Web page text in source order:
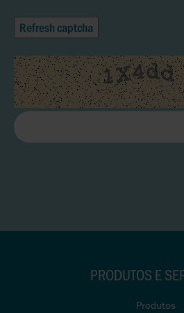
Refresh captcha
PRODUTOS E
Produtos